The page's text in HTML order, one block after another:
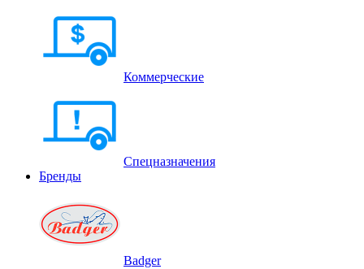
Коммерческие
Спецназначения
Бренды
Badger